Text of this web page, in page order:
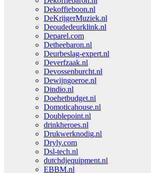
Dekoffieboon.nl
DeKrijgerMuziek.nl
Deoudedeurklink.nl
Deparel.com
Detheebaron.nl
Deurbeslag-expert.nl
Deverfzaak.nl
Devossenburcht.nl
Dewijngoeroe.nl
Dindio.nl
Doehetbudget.nl
Domoticahouse.nl
Doublepoint.nl
drinkheroes.nl
Drukwerknodig.nl
Dryly.com
Dsl-tech.nl
dutchdjequipment.nl
EBBM.nl